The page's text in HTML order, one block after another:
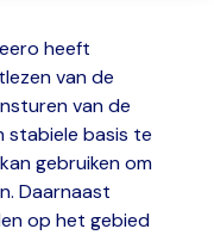
heeft
van de
van de
stabiele basis te
gebruiken om
Daarnaast
op het gebied